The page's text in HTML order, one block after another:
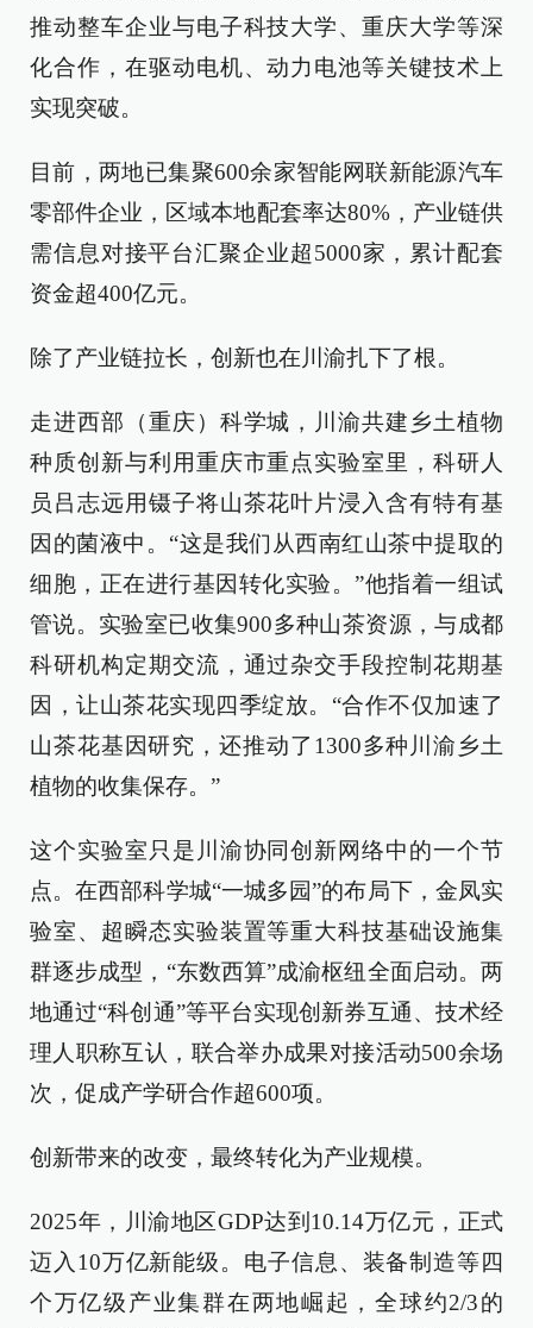
推动整车企业与电子科技大学、重庆大学等深
化合作，在驱动电机、动力电池等关键技术上
实现突破。
目前，两地已集聚600余家智能网联新能源汽车
零部件企业，区域本地配套率达80%，产业链供
需信息对接平台汇聚企业超5000家，累计配套
资金超400亿元。
除了产业链拉长，创新也在川渝扎下了根。
走进西部（重庆）科学城，川渝共建乡土植物
种质创新与利用重庆市重点实验室里，科研人
员吕志远用镊子将山茶花叶片浸入含有特有基
因的菌液中。“这是我们从西南红山茶中提取的
细胞，正在进行基因转化实验。”他指着一组试
管说。实验室已收集900多种山茶资源，与成都
科研机构定期交流，通过杂交手段控制花期基
因，让山茶花实现四季绽放。“合作不仅加速了
山茶花基因研究，还推动了1300多种川渝乡土
植物的收集保存。”
这个实验室只是川渝协同创新网络中的一个节
点。在西部科学城“一城多园”的布局下，金凤实
验室、超瞬态实验装置等重大科技基础设施集
群逐步成型，“东数西算”成渝枢纽全面启动。两
地通过“科创通”等平台实现创新券互通、技术经
理人职称互认，联合举办成果对接活动500余场
次，促成产学研合作超600项。
创新带来的改变，最终转化为产业规模。
2025年，川渝地区GDP达到10.14万亿元，正式
迈入10万亿新能级。电子信息、装备制造等四
个万亿级产业集群在两地崛起，全球约2/3的